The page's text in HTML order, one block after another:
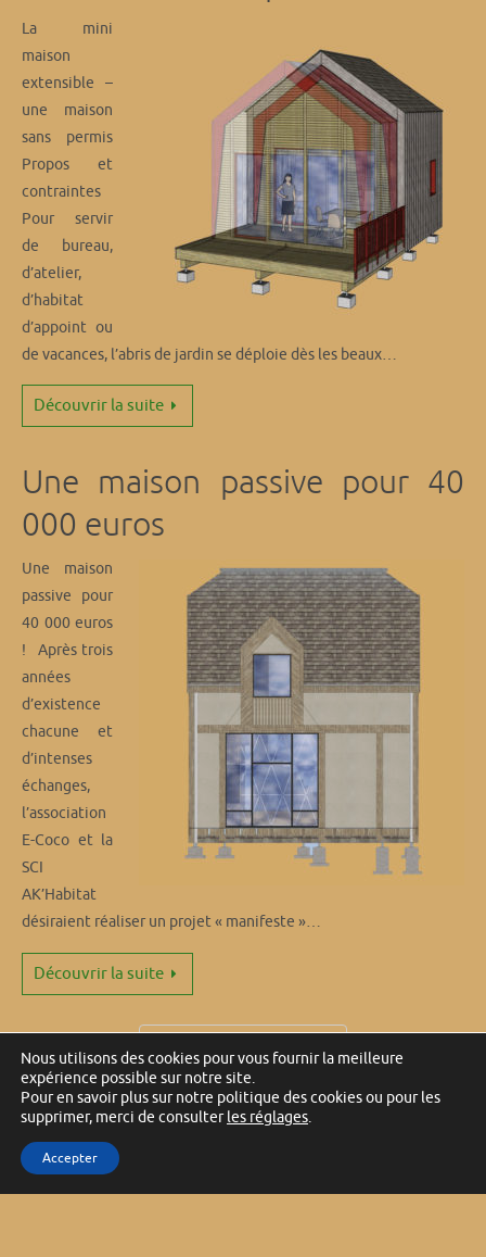
La mini
maison
extensible –
une maison
sans permis
Propos et
contraintes
Pour servir
de bureau,
d’atelier,
d’habitat
d’appoint ou
de vacances, l’abris de jardin se déploie dès les beaux…
Découvrir la suite
Une maison passive pour 40
000 euros
Une maison
passive pour
40 000 euros
! Après trois
années
d’existence
chacune et
d’intenses
échanges,
l’association
E-Coco et la
SCI
AK’Habitat
désiraient réaliser un projet « manifeste »…
Découvrir la suite
Ils parlent de nous
Nous utilisons des cookies pour vous fournir la meilleure
expérience possible sur notre site.
Pour en savoir plus sur notre politique des cookies ou pour les
supprimer, merci de consulterles réglages.
Accepter